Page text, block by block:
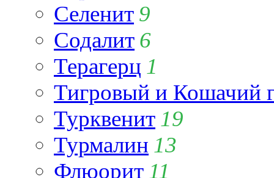
Селенит 9
Содалит 6
Терагерц 1
Тигровый и Кошачий
Турквенит 19
Турмалин 13
Флюорит 11